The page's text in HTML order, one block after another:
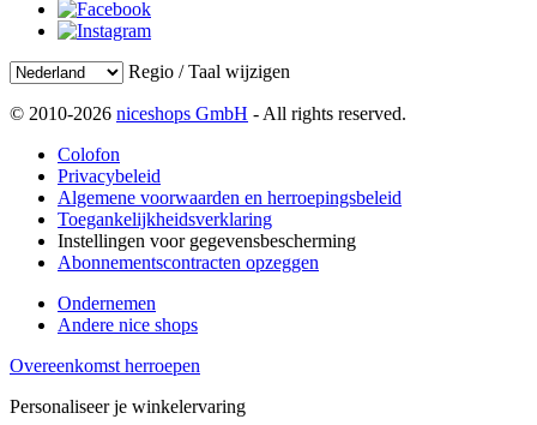
Regio / Taal wijzigen
© 2010-2026 niceshops GmbH - All rights reserved.
Colofon
Privacybeleid
Algemene voorwaarden en herroepingsbeleid
Toegankelijkheidsverklaring
Instellingen voor gegevensbescherming
Abonnementscontracten opzeggen
Ondernemen
Andere nice shops
Overeenkomst herroepen
Personaliseer je winkelervaring